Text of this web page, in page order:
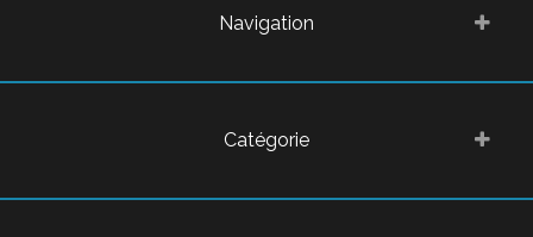
Navigation
Catégorie